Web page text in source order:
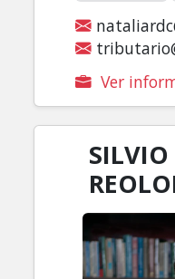
Ver
SILVIO